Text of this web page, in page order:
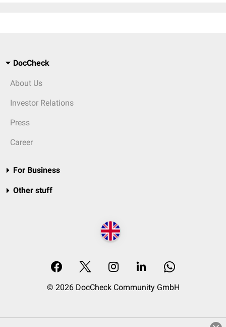
DocCheck
About Us
Investor Relations
Press
Career
For Business
Other stuff
© 2026 DocCheck Community GmbH